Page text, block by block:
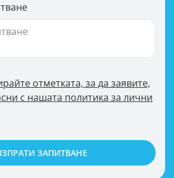
отметката, за да заявите,
с нашата политика за лични
ЗАПИТВАНЕ